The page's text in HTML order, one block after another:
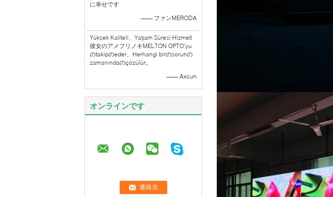
に幸せです
—— ファンMERODA
Yüksek Kaliteli、Yașam Süresi Hizmeti
彼女のアメフリノキMELTON OPTO'yu
のtakipのeder、Herhangi birのsorunの
zamanındaのçözülür。
—— Axcun
オンラインです